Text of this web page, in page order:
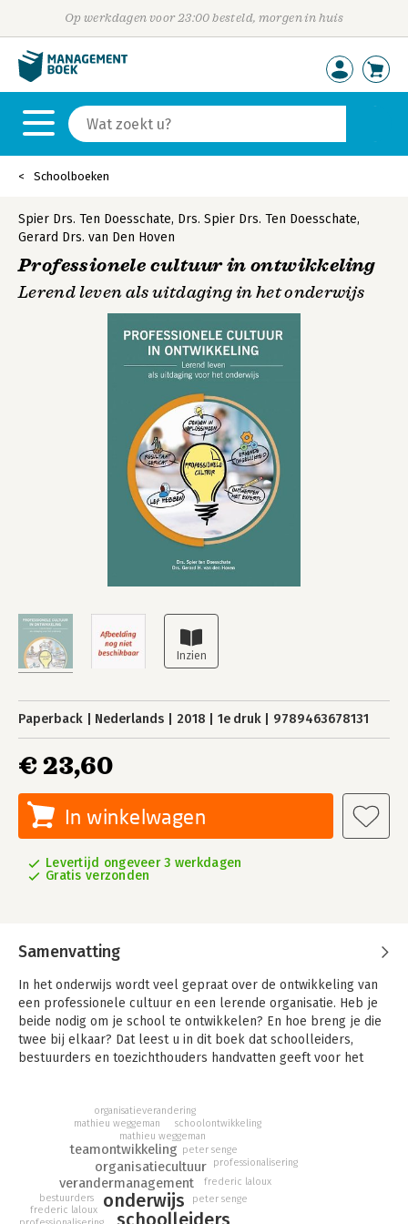
Op werkdagen voor 23:00 besteld, morgen in huis
Schoolboeken
Spier Drs. Ten Doesschate, Drs. Spier Drs. Ten Doesschate,
Gerard Drs. van Den Hoven
Professionele cultuur in ontwikkeling
Lerend leven als uitdaging in het onderwijs
Paperback Nederlands 2018 1e druk 9789463678131
€ 23,60
In winkelwagen
Levertijd ongeveer 3 werkdagen
Gratis verzonden
Samenvatting
In het onderwijs wordt veel gepraat over de ontwikkeling van
een professionele cultuur en een lerende organisatie. Heb je
beide nodig om je school te ontwikkelen? En hoe breng je die
twee bij elkaar? Dat leest u in dit boek dat schoolleiders,
bestuurders en toezichthouders handvatten geeft voor het
In een lerende organisatie is iedere medewerker gericht op
leren. Het resultaat daarvan is dat de organisatie als geheel
ook leert en het onderwijs steeds beter wordt. Maar dit houdt
alleen stand in een professionele cultuur. Dit boek reikt de
taal aan om met het team het gesprek te voeren over het
ontwikkelingstraject van een traditionele uitvoeringsorganisatie
onderwijs
verandermanagement
organisatiecultuur
teamontwikkeling
mathieu weggeman
peter senge
frederic laloux
mathieu weggeman
peter senge
organisatieverandering
frederic laloux
schoolontwikkeling
bestuurders
professionalisering